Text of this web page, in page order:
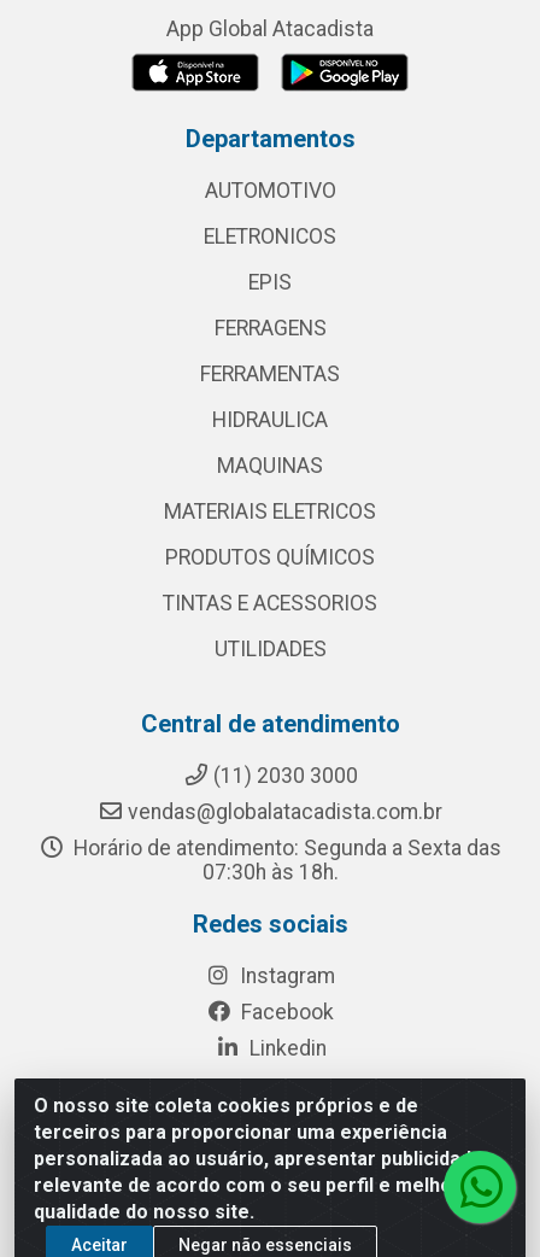
O nosso site coleta cookies próprios e de
terceiros para proporcionar uma experiência
personalizada ao usuário, apresentar publicidade
relevante de acordo com o seu perfil e melhorar a
qualidade do nosso site.
Aceitar Negar não essenciais
App Global Atacadista
Departamentos
AUTOMOTIVO
ELETRONICOS
EPIS
FERRAGENS
FERRAMENTAS
HIDRAULICA
MAQUINAS
MATERIAIS ELETRICOS
PRODUTOS QUÍMICOS
TINTAS E ACESSORIOS
UTILIDADES
Central de atendimento
(11) 2030 3000
vendas@globalatacadista.com.br
Horário de atendimento: Segunda a Sexta das
07:30h às 18h.
Redes sociais
Instagram
Facebook
Linkedin
Rua Chipuê, 117 - S. Miguel Paulista São Paulo/SP - CEP
08010-260- CNPJ: 03.010.739/0001-72